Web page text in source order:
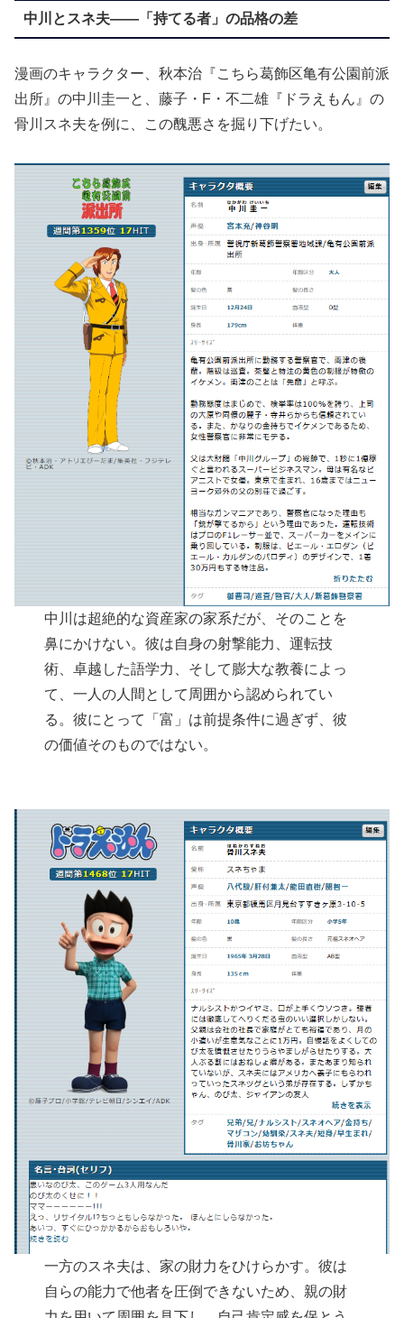
中川とスネ夫——「持てる者」の品格の差
漫画のキャラクター、秋本治『こちら葛飾区亀有公園前派
出所』の中川圭一と、藤子・F・不二雄『ドラえもん』の
骨川スネ夫を例に、この醜悪さを掘り下げたい。
中川は超絶的な資産家の家系だが、そのことを
鼻にかけない。彼は自身の射撃能力、運転技
術、卓越した語学力、そして膨大な教養によっ
て、一人の人間として周囲から認められてい
る。彼にとって「富」は前提条件に過ぎず、彼
の価値そのものではない。
一方のスネ夫は、家の財力をひけらかす。彼は
自らの能力で他者を圧倒できないため、親の財